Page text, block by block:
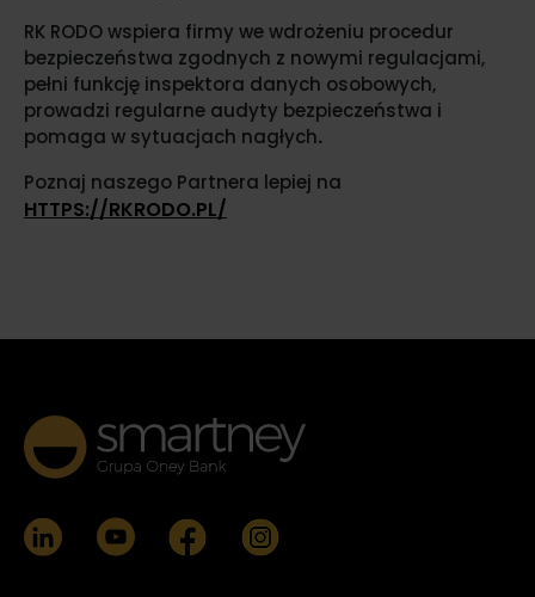
RK RODO wspiera firmy we wdrożeniu procedur
bezpieczeństwa zgodnych z nowymi regulacjami,
pełni funkcję inspektora danych osobowych,
prowadzi regularne audyty bezpieczeństwa i
pomaga w sytuacjach nagłych.
Poznaj naszego Partnera lepiej na
HTTPS://RKRODO.PL/